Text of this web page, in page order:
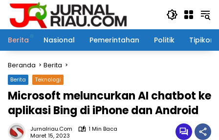
Langsung
konten
Berita
Nasional Pemerintahan Politik Tipikor
Beranda Berita
Berita Teknologi
Microsoft meluncurkan AI chatbot ke
aplikasi Bing di iPhone dan Android
Jurnalriau.com
1 Min Baca
Maret 15, 2023